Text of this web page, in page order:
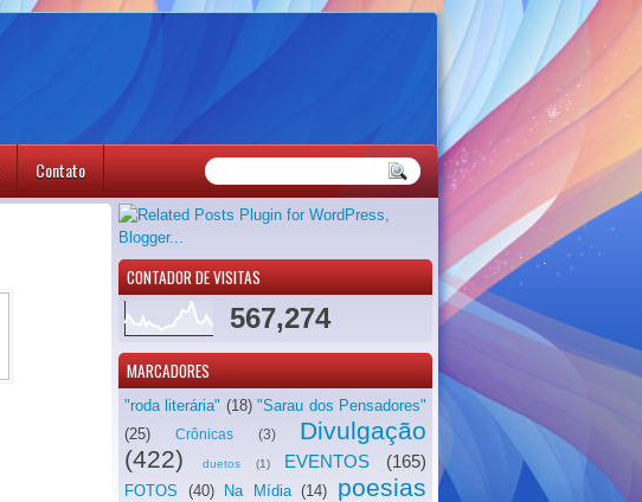
Contato
CONTADOR DE VISITAS
567,274
MARCADORES
"roda literária" (18) "Sarau dos Pensadores"
(25)
Crônicas (3)
Divulgação
(422)
duetos (1) EVENTOS (165)
FOTOS (40) Na Mídia (14)
poesias